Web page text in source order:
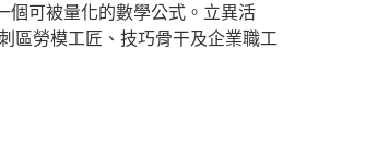
個可被量化的數學公式。立異活
區勞模工匠、技巧骨干及企業職工